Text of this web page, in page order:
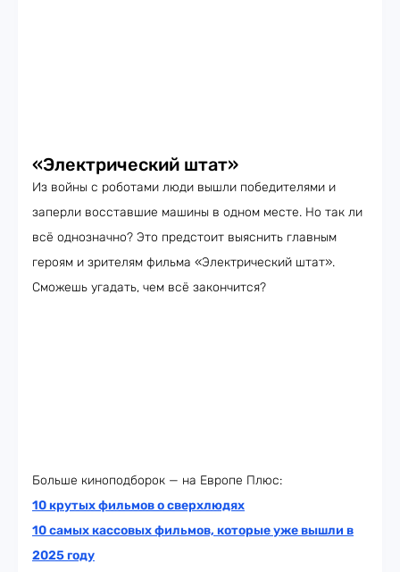
«Электрический штат»
Из войны с роботами люди вышли победителями и
заперли восставшие машины в одном месте. Но так ли
всё однозначно? Это предстоит выяснить главным
героям и зрителям фильма «Электрический штат».
Сможешь угадать, чем всё закончится?
Больше киноподборок — на Европе Плюс:
10 крутых фильмов о сверхлюдях
10 самых кассовых фильмов, которые уже вышли в
2025 году